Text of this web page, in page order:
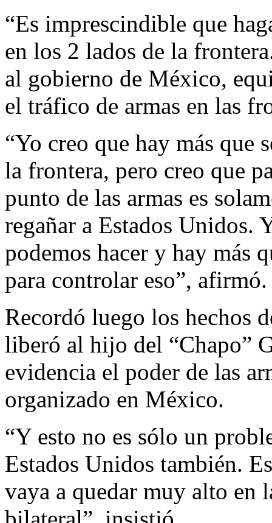
“Es imprescindible que
en los 2 lados de la
al gobierno de México,
el tráfico de armas en las
“Yo creo que hay más que
la frontera, pero creo que
punto de las armas es
regañar a Estados Unidos.
podemos hacer y hay más
para controlar eso”, afirmó.
Recordó luego los hechos
liberó al hijo del “Chapo”
evidencia el poder de las
organizado en México.
“Y esto no es sólo un
Estados Unidos también.
vaya a quedar muy alto en